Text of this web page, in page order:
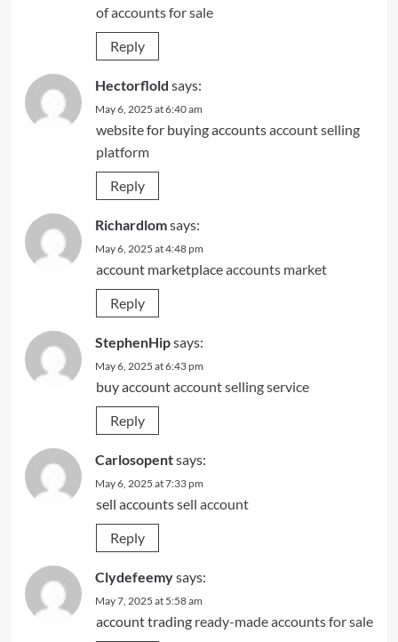
of accounts for sale
Reply
Hectorflold says:
May 6, 2025 at 6:40 am
website for buying accountsaccount selling
platform
Reply
Richardlomsays:
May 6, 2025 at 4:48 pm
account marketplaceaccounts market
Reply
StephenHipsays:
May 6, 2025 at 6:43 pm
buy accountaccount selling service
Reply
Carlosopentsays:
May 6, 2025 at 7:33 pm
sell accountssell account
Reply
Clydefeemysays:
May 7, 2025 at 5:58 am
account trading ready-made accounts for sale